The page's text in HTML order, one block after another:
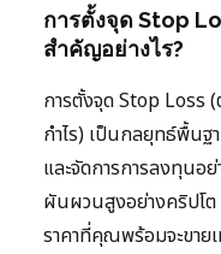
การตั้งจุด Stop
สำคัญอย่างไร?
การตั้งจุด Stop Loss
กำไร) เป็นกลยุทธ์พื้นฐ
และจัดการการลงทุนอ
ผันผวนสูงอย่างคริปโ
ราคาที่คุณพร้อมจะขาย